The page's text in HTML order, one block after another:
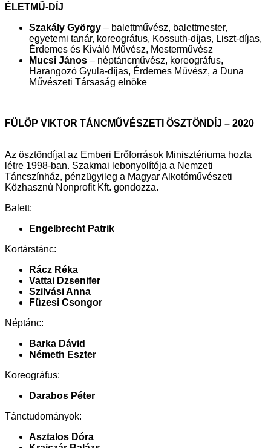
ÉLETMŰ-DÍJ
Szakály György – balettművész, balettmester,
egyetemi tanár, koreográfus, Kossuth-díjas, Liszt-díjas,
Érdemes és Kiváló Művész, Mesterművész
Mucsi János – néptáncművész, koreográfus,
Harangozó Gyula-díjas, Érdemes Művész, a Duna
Művészeti Társaság elnöke
FÜLÖP VIKTOR TÁNCMŰVÉSZETI ÖSZTÖNDÍJ – 2020
Az ösztöndíjat az Emberi Erőforrások Minisztériuma hozta
létre 1998-ban. Szakmai lebonyolítója a Nemzeti
Táncszínház, pénzügyileg a Magyar Alkotóművészeti
Közhasznú Nonprofit Kft. gondozza.
Balett:
Engelbrecht Patrik
Kortárstánc:
Rácz Réka
Vattai Dzsenifer
Szilvási Anna
Füzesi Csongor
Néptánc:
Barka Dávid
Németh Eszter
Koreográfus:
Darabos Péter
Tánctudományok:
Asztalos Dóra